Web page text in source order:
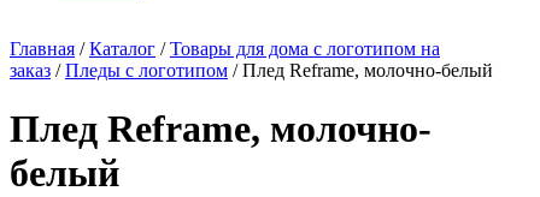
Главная /Каталог /Товары для дома с логотипом на
заказ /Пледы с логотипом / Плед Reframe, молочно-белый
Плед Reframe, молочно-
белый